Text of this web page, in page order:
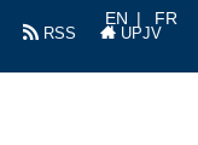
RSS UPJV
EN FR